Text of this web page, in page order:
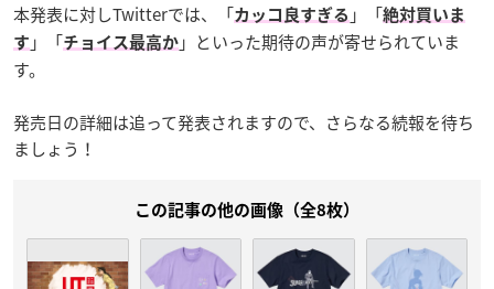
本発表に対しTwitterでは、「カッコ良すぎる 」「絶対買いま
す 」「チョイス最高か 」といった期待の声が寄せられていま
す。
発売日の詳細は追って発表されますので、さらなる続報を待ち
ましょう！
この記事の他の画像（全8枚）